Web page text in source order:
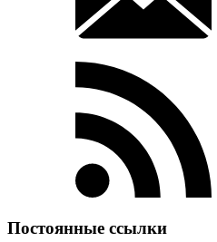
Постоянные ссылки